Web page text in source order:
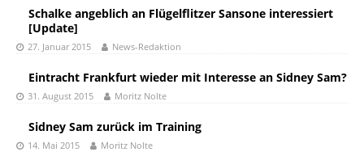
Schalke angeblich an Flügelflitzer Sansone interessiert
[Update]
27. Januar 2015 News-Redaktion
Eintracht Frankfurt wieder mit Interesse an Sidney Sam?
31. August 2015 Moritz Nolte
Sidney Sam zurück im Training
14. Mai 2015 Moritz Nolte